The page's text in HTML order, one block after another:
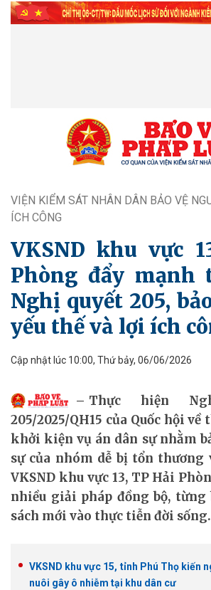
VIỆN KIỂM SÁT NHÂN DÂN BẢO VỆ
ÍCH CÔNG
VKSND khu vực
Phòng đẩy mạnh
Nghị quyết 205,
yếu thế và lợi ích
Cập nhật lúc 10:00, Thứ bảy, 06/06/2026
Thực hiện
205/2025/QH15 của Quốc hội
khởi kiện vụ án dân sự nhằm
sự của nhóm dễ bị tổn thương
VKSND khu vực 13, TP Hải
nhiều giải pháp đồng bộ, từng
sách mới vào thực tiễn đời sống.
VKSND khu vực 15, tỉnh Phú Thọ kiến
nuôi gây ô nhiễm tại khu dân cư